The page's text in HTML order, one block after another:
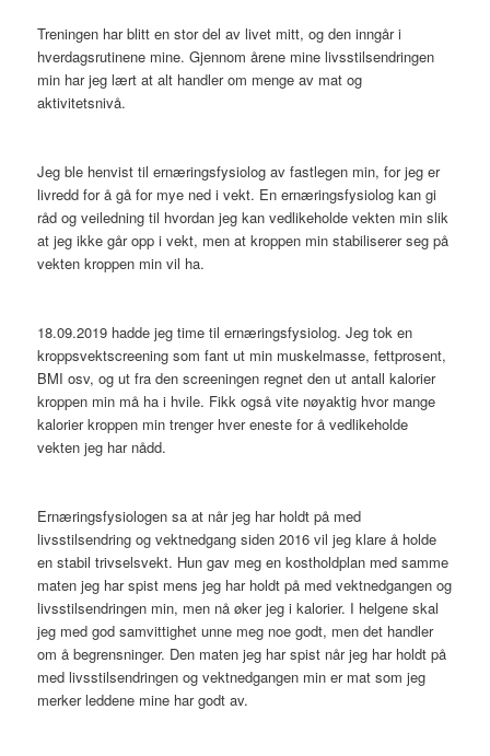
Treningen har blitt en stor del av livet mitt, og den inngår i
hverdagsrutinene mine. Gjennom årene mine livsstilsendringen
min har jeg lært at alt handler om menge av mat og
aktivitetsnivå.
Jeg ble henvist til ernæringsfysiolog av fastlegen min, for jeg er
livredd for å gå for mye ned i vekt. En ernæringsfysiolog kan gi
råd og veiledning til hvordan jeg kan vedlikeholde vekten min slik
at jeg ikke går opp i vekt, men at kroppen min stabiliserer seg på
vekten kroppen min vil ha.
18.09.2019 hadde jeg time til ernæringsfysiolog. Jeg tok en
kroppsvektscreening som fant ut min muskelmasse, fettprosent,
BMI osv, og ut fra den screeningen regnet den ut antall kalorier
kroppen min må ha i hvile. Fikk også vite nøyaktig hvor mange
kalorier kroppen min trenger hver eneste for å vedlikeholde
vekten jeg har nådd.
Ernæringsfysiologen sa at når jeg har holdt på med
livsstilsendring og vektnedgang siden 2016 vil jeg klare å holde
en stabil trivselsvekt. Hun gav meg en kostholdplan med samme
maten jeg har spist mens jeg har holdt på med vektnedgangen og
livsstilsendringen min, men nå øker jeg i kalorier. I helgene skal
jeg med god samvittighet unne meg noe godt, men det handler
om å begrensninger. Den maten jeg har spist når jeg har holdt på
med livsstilsendringen og vektnedgangen min er mat som jeg
merker leddene mine har godt av.